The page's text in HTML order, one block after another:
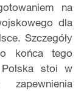
na
dla
Szczegóły
końca tego
Polska stoi w